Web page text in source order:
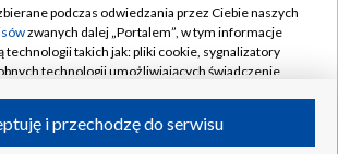
Kontakt
Kanały
podczas odwiedzania przez Ciebie naszych
zwanych dalej „Portalem”, w tym informacje
technologii takich jak: pliki cookie, sygnalizatory
technologii umożliwiających świadczenie
i przechodzę do serwisu